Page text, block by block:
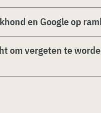
en Google op
om vergeten te